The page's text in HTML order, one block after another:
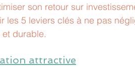
son retour sur
les 5 leviers clés à ne pas
durable.
attractive